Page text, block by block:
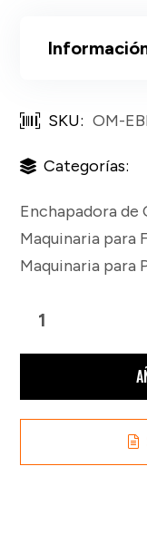
SKU: OM-
Categorías:
Enchapadora de
Maquinaria para
Maquinaria para
Enchapadora